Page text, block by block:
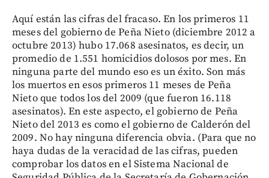
Aquí están las cifras del fracaso. En los primeros 11
meses del gobierno de Peña Nieto (diciembre 2012 a
octubre 2013) hubo 17.068 asesinatos, es decir, un
promedio de 1.551 homicidios dolosos por mes. En
ninguna parte del mundo eso es un éxito. Son más
los muertos en esos primeros 11 meses de Peña
Nieto que todos los del 2009 (que fueron 16.118
asesinatos). En este aspecto, el gobierno de Peña
Nieto del 2013 es como el gobierno de Calderón del
2009. No hay ninguna diferencia obvia. (Para que no
haya dudas de la veracidad de las cifras, pueden
comprobar los datos en el Sistema Nacional de